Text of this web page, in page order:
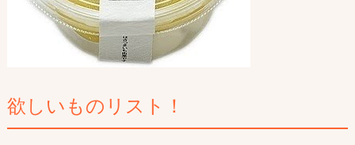
欲しいものリスト！